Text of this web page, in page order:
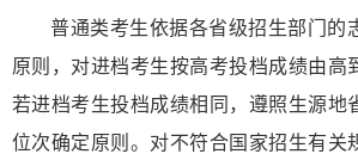
普通类考生依据各省级招生部门的
原则，对进档考生按高考投档成绩由高
若进档考生投档成绩相同，遵照生源地
位次确定原则。对不符合国家招生有关